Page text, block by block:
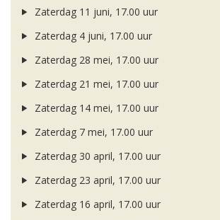
Zaterdag 11 juni, 17.00 uur
Zaterdag 4 juni, 17.00 uur
Zaterdag 28 mei, 17.00 uur
Zaterdag 21 mei, 17.00 uur
Zaterdag 14 mei, 17.00 uur
Zaterdag 7 mei, 17.00 uur
Zaterdag 30 april, 17.00 uur
Zaterdag 23 april, 17.00 uur
Zaterdag 16 april, 17.00 uur